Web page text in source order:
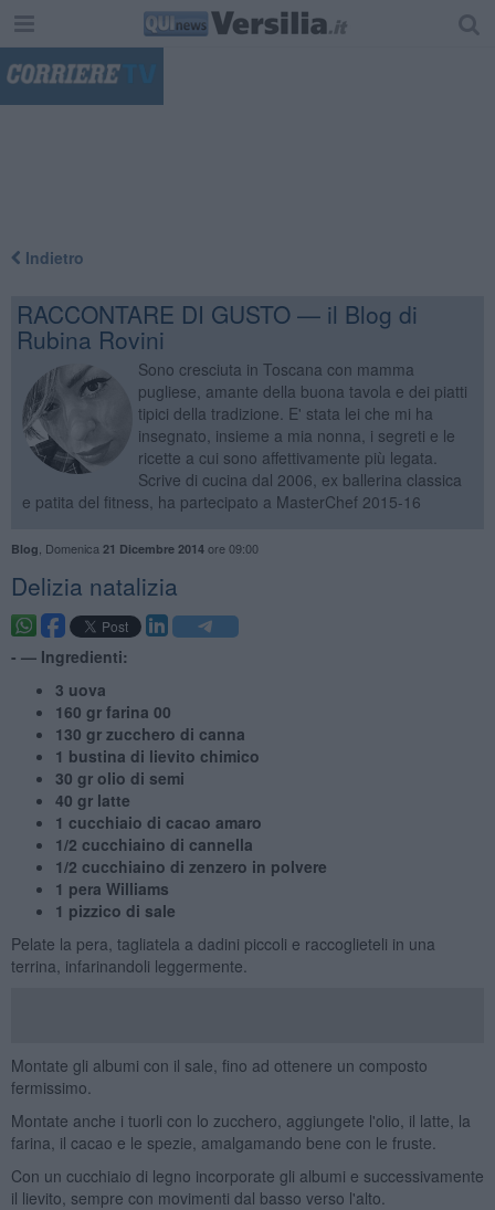
Indietro
RACCONTARE DI GUSTO — il Blog di
Rubina Rovini
Sono cresciuta in Toscana con mamma
pugliese, amante della buona tavola e dei piatti
tipici della tradizione. E' stata lei che mi ha
insegnato, insieme a mia nonna, i segreti e le
ricette a cui sono affettivamente più legata.
Scrive di cucina dal 2006, ex ballerina classica
e patita del fitness, ha partecipato a MasterChef 2015-16
Blog Domenica 21 Dicembre 2014ore 09:00
Delizia natalizia
- — Ingredienti:
3 uova
160 gr farina 00
130 gr zucchero di canna
1 bustina di lievito chimico
30 gr olio di semi
40 gr latte
1 cucchiaio di cacao amaro
1/2 cucchiaino di cannella
1/2 cucchiaino di zenzero in polvere
1 pera Williams
1 pizzico di sale
Pelate la pera, tagliatela a dadini piccoli e raccoglieteli in una
terrina, infarinandoli leggermente.
Montate gli albumi con il sale, fino ad ottenere un composto
fermissimo.
Montate anche i tuorli con lo zucchero, aggiungete l'olio, il latte, la
farina, il cacao e le spezie, amalgamando bene con le fruste.
Con un cucchiaio di legno incorporate gli albumi e successivamente
il lievito, sempre con movimenti dal basso verso l'alto.